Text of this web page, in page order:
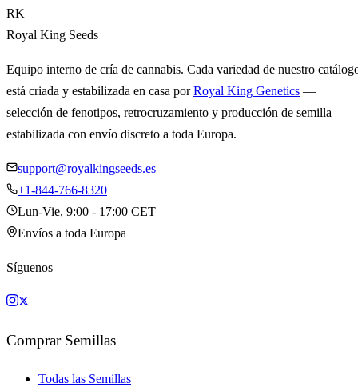
RK
Royal King Seeds
Equipo interno de cría de cannabis. Cada variedad de nuestro
está criada y estabilizada en casa porRoyal King Genetics —
selección de fenotipos, retrocruzamiento y producción de semilla
estabilizada con envío discreto a toda Europa.
support@royalkingseeds.es
+1-844-766-8320
Lun-Vie, 9:00 - 17:00 CET
Envíos a toda Europa
Síguenos
Comprar Semillas
Todas las Semillas